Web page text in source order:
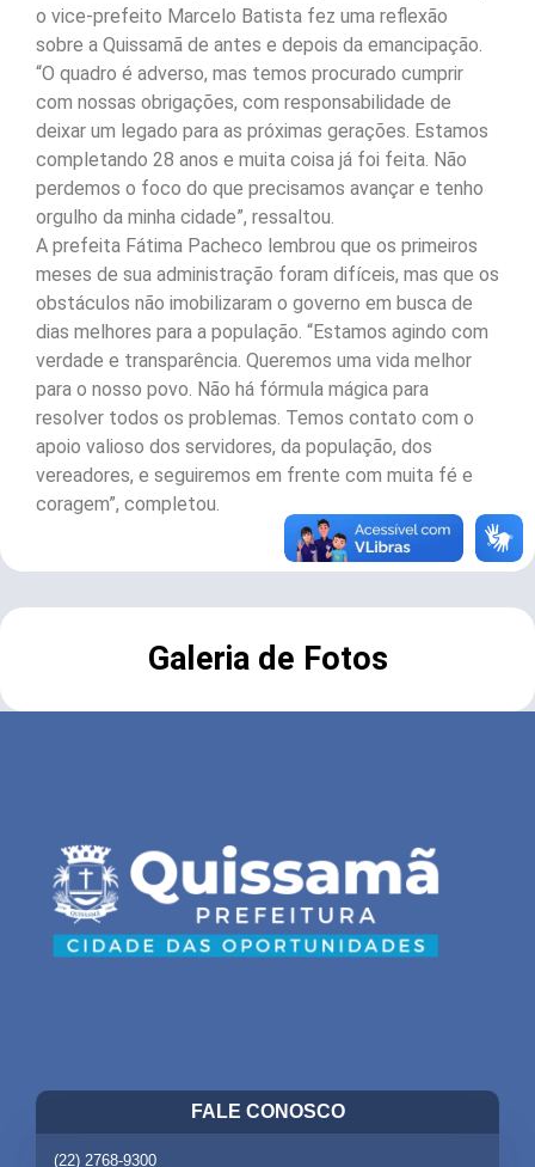
o vice-prefeito Marcelo Batista fez uma reflexão
sobre a Quissamã de antes e depois da emancipação.
“O quadro é adverso, mas temos procurado cumprir
com nossas obrigações, com responsabilidade de
deixar um legado para as próximas gerações. Estamos
completando 28 anos e muita coisa já foi feita. Não
perdemos o foco do que precisamos avançar e tenho
orgulho da minha cidade”, ressaltou.
A prefeita Fátima Pacheco lembrou que os primeiros
meses de sua administração foram difíceis, mas que os
obstáculos não imobilizaram o governo em busca de
dias melhores para a população. “Estamos agindo com
verdade e transparência. Queremos uma vida melhor
para o nosso povo. Não há fórmula mágica para
resolver todos os problemas. Temos contato com o
apoio valioso dos servidores, da população, dos
vereadores, e seguiremos em frente com muita fé e
coragem”, completou.
Galeria de Fotos
FALE CONOSCO
(22) 2768-9300